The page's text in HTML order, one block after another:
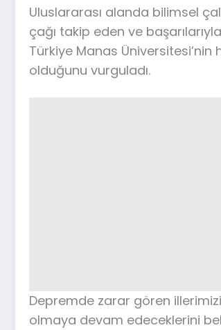
Uluslararası alanda bilimsel
çağı takip eden ve
Türkiye Manas
olduğunu vurguladı.
Depremde zarar gören
olmaya devam edeceklerini